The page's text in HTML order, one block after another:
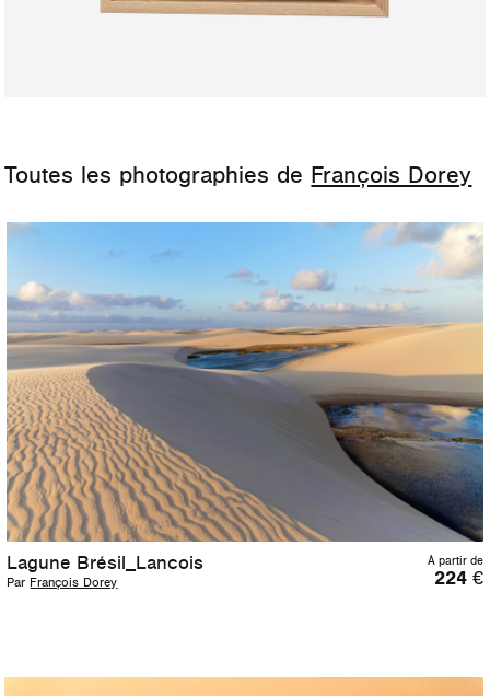
Toutes les photographies de François Dorey
Lagune Brésil_Lancois
Par François Dorey
À partir de
224€